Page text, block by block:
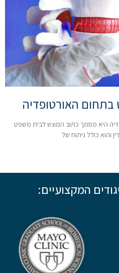
האורטופדיה
היא מסמך כתוב המוגש לבית משפט
והוא כולל ניתוח של
המקצועיים: